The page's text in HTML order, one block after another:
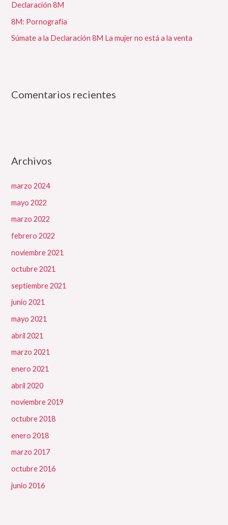
r
:
Declaración 8M
8M: Pornografía
Súmate a la Declaración 8M La mujer no está a la venta
Comentarios recientes
Archivos
marzo 2024
mayo 2022
marzo 2022
febrero 2022
noviembre 2021
octubre 2021
septiembre 2021
junio 2021
mayo 2021
abril 2021
marzo 2021
enero 2021
abril 2020
noviembre 2019
octubre 2018
enero 2018
marzo 2017
octubre 2016
junio 2016